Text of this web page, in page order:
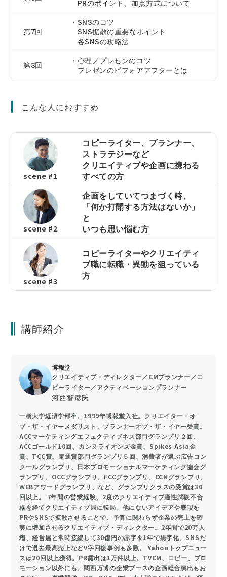
PRのポイント、加点方式について
第7回
・SNSのコツ
SNS拡散の重要なポイント
各SNSの攻略法
第8回
・心理／プレゼンのコツ
プレゼンのビフォアアフターとは
こんな人におすすめ
scene #1
コピーライター、プランナー、
ストラテジーなど
クリエイティブや企画に携わる
すべての方
scene #2
企画をしていてつまづく時、
「何か打開する方法はないか」
と
いつも思い悩む方
scene #3
コピーライターやクリエイティ
ブ職に転職・異動を狙っている
方
講師紹介
博報堂
クリエイティブ・ディレクター／CMプランナー／コ
ピーライター／アクティベーションプランナー
河西智彦氏
一橋大学経済学部卒。1999年博報堂入社。クリエイター・オ
ブ・ザ・イヤーメダリスト、プランナーオブ・ザ・イヤー受賞。
ACCマーケティングエフェクティブネス部門グランプリ２回、
ACCゴールド10回、カンヌライオンズ金賞、Spikes Asia金
賞、TCC賞、電通賞部門グランプリ５回、消費者が選ぶ広告コン
クールグランプリ、日本プロモーショナルマーケティング協会グ
ランプリ、OCCグランプリ、FCCグランプリ、CCNグランプリ、
WEBアワードグランプリ、など、グランプリクラスの受賞は30
回以上。 7年間の営業経験、2度のクリエイティブ適性試験不合
格を経てクリエイティブ局に転局。他にないアイデアや表現を
PRやSNSで拡散させることで、予算に関わらず企業の売上を確
実に増加させるクリエイティブ・ディレクター。2年間で20万人
増、経営層と常時接続して30億円の赤字を1年で黒字化、SNSだ
けで過去最高売上などV字回復事例も多数。 Yahooトップニュー
スは20回以上獲得。PR露出は1万件以上。TVCM、コピー、プロ
モーション以外にも、関西万博の企業ブースの企画総合演出もお